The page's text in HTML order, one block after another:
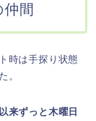
間
時は手探り状態
。
来ずっと木曜日